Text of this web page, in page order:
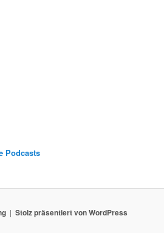
Podcasts
Stolz präsentiert von WordPress